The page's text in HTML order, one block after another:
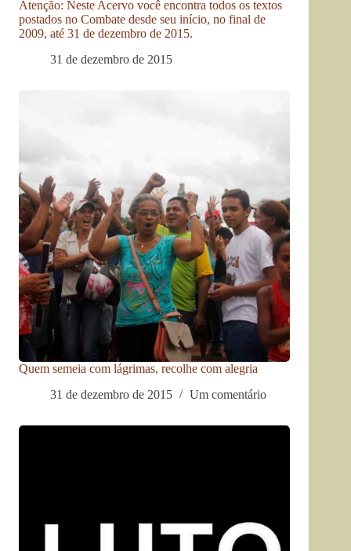
Atenção: Neste Acervo você encontra todos os textos
postados no Combate desde seu início, no final de
2009, até 31 de dezembro de 2015.
31 de dezembro de 2015
Quem semeia com lágrimas, recolhe com alegria
31 de dezembro de 2015
Um comentário